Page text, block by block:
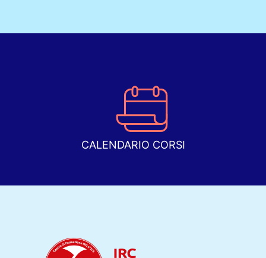
CALENDARIO CORSI